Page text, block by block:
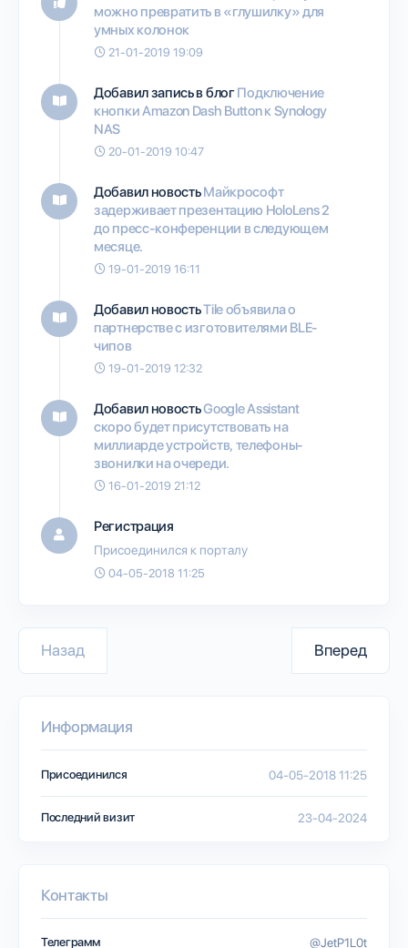
можно превратить в «глушилку» для
умных колонок
21-01-2019 19:09
Добавил запись в блогПодключение
кнопки Amazon Dash Button к Synology
NAS
20-01-2019 10:47
Добавил новостьМайкрософт
задерживает презентацию HoloLens 2
до пресс-конференции в следующем
месяце.
19-01-2019 16:11
Добавил новостьTile объявила о
партнерстве с изготовителями BLE-
чипов
19-01-2019 12:32
Добавил новостьGoogle Assistant
скоро будет присутствовать на
миллиарде устройств, телефоны-
звонилки на очереди.
16-01-2019 21:12
Регистрация
Присоединился к порталу
04-05-2018 11:25
Назад Вперед
Информация
Присоединился 04-05-2018 11:25
Последний визит 23-04-2024
Контакты
Телеграмм @JetP1L0t